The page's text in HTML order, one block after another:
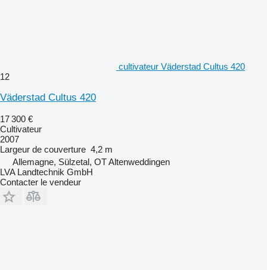
cultivateur Väderstad Cultus 420
12
Väderstad Cultus 420
17 300 €
Cultivateur
2007
Largeur de couverture 4,2 m
Allemagne, Sülzetal, OT Altenweddingen
LVA Landtechnik GmbH
Contacter le vendeur